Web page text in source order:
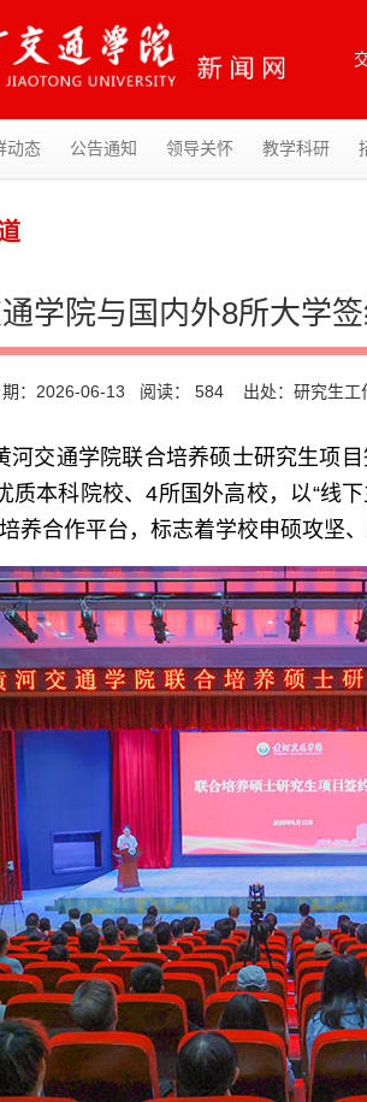
动态 公告通知 领导关怀 教学科研
学院与国内外8所大学
期：2026-06-13 阅读： 584出处：研究生工
河交通学院联合培养硕士研究生项
质本科院校、4所国外高校，以“线
养合作平台，标志着学校申硕攻坚